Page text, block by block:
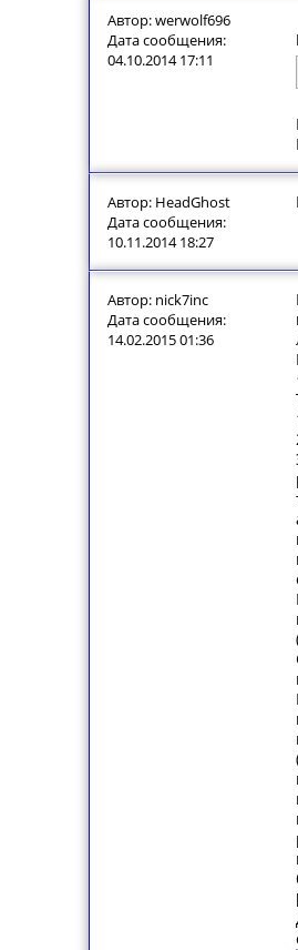
Автор: werwolf696
Дата сообщения:
04.10.2014 17:11
Автор: HeadGhost
Дата сообщения:
10.11.2014 18:27
Автор: nick7inc
Дата сообщения:
14.02.2015 01:36